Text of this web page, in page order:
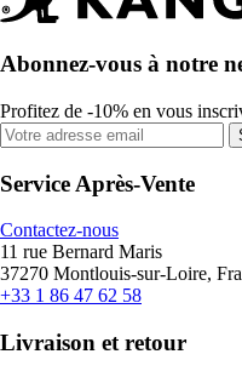
Abonnez-vous à notre
Profitez de -10% en vous
Service Après-Vente
Contactez-nous
11 rue Bernard Maris
37270 Montlouis-sur-Loire,
+33 1 86 47 62 58
Livraison et retour